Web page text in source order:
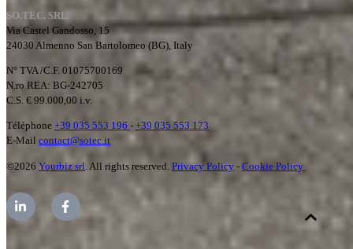
SO.TEC. SRL
Via Castel Gandosso, 15
24030 Almenno San Bartolomeo (BG), Italy
N° TVA /C.F. 01075700169
N.ro REA: BG-242705
C.S. € 99.000,00 i.v.
Téléphone +39 035 553 196 - +39 035 553 173
E-Mail contact@sotec.it
©2026 Yourbiz srl . All rights reserved. Privacy Policy - Cookie Policy